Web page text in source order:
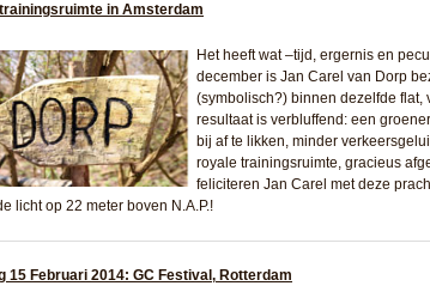
in Amsterdam
Het heeft wat –tijd, ergernis en
december is Jan Carel van Dorp
(symbolisch?) binnen dezelfde flat,
resultaat is verbluffend: een
bij af te likken, minder
royale trainingsruimte, gracieus
feliciteren Jan Carel met deze
licht op 22 meter boven N.A.P.!
15 Februari 2014: GC Festival, Rotterdam